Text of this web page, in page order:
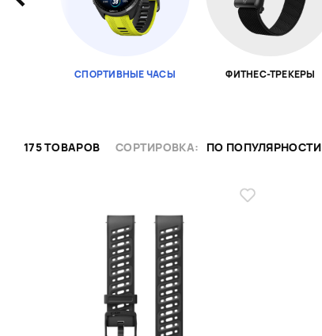
СПОРТИВНЫЕ ЧАСЫ ФИТНЕС-ТРЕКЕРЫ
175 ТОВАРОВ СОРТИРОВКА: ПО ПОПУЛЯРНОСТИ